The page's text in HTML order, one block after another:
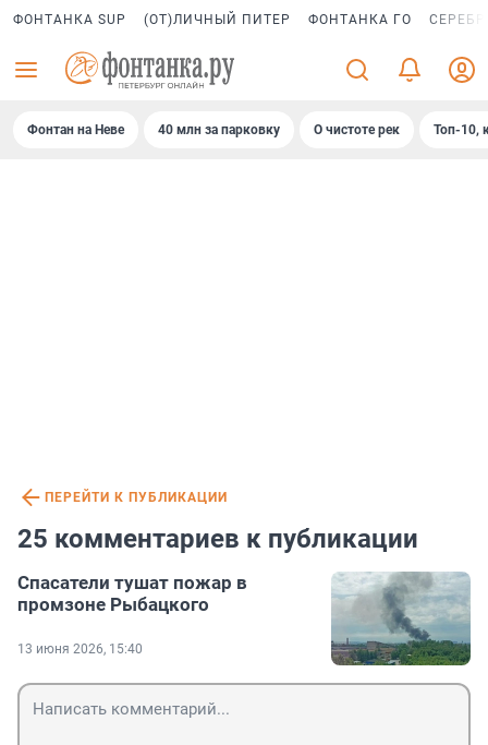
ФОНТАНКА SUP (ОТ)ЛИЧНЫЙ ПИТЕР ФОНТАНКА ГО
Фонтан на Неве 40 млн за парковку О чистоте рек Топ-10,
ПЕРЕЙТИ К ПУБЛИКАЦИИ
25 комментариев к публикации
Спасатели тушат пожар в
промзоне Рыбацкого
13 июня 2026, 15:40